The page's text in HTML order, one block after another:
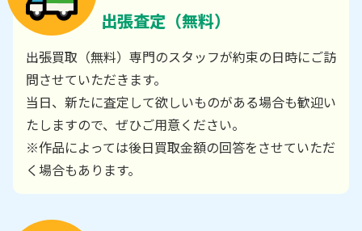
出張査定（無料）
出張買取（無料）専門のスタッフが約束の日時にご訪
問させていただきます。
当日、新たに査定して欲しいものがある場合も歓迎い
たしますので、ぜひご用意ください。
※作品によっては後日買取金額の回答をさせていただ
く場合もあります。